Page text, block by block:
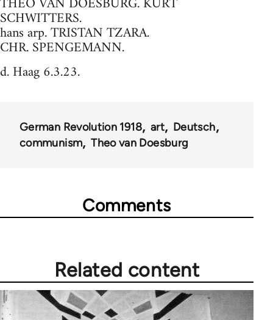
SCHWITTERS.
hans arp. TRISTAN TZARA.
CHR. SPENGEMANN.
d. Haag 6.3.23.
German Revolution 1918 art
Deutsch
communism
Theo van Doesburg
Comments
Related content